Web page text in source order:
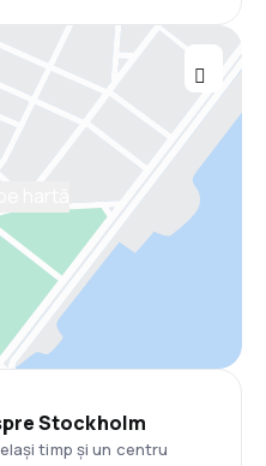
Stockholm
timp și un centru